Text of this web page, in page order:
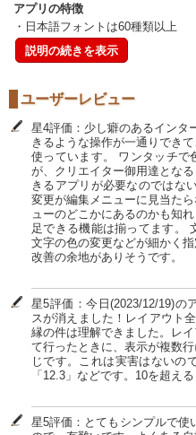
アプリの特徴
・日本語フォントは60種類以上
説明の続きを表示
ユーザーレビュー
星4評価：少し癖のあるインタ
きるような操作が一通りでき
使っています。 ワンタッチで
が、クリエイター御用達とな
きるアプリが必要なのではな
変更が編集メニューに見当た
ューのどこかにあるのかも知
足できる機能は揃ってます。
文字の色の変更などが細かく
改善の余地がありそうです。
星5評価：今日(2023/12/19)の
スが消えました！レイアウト
縁の件は理解できました。レ
て行ったときに、表示が複数
じです。これは実害はないの
「12.3」などです。10を超え
星5評価：とてもシンプルで使